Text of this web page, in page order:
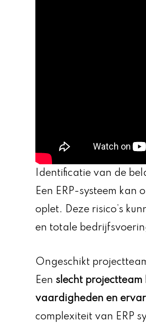
Identificatie van de
Een ERP-systeem
oplet. Deze risico’s
en totale
Ongeschikt
Een slecht projectteam
vaardigheden en
complexiteit van ERP